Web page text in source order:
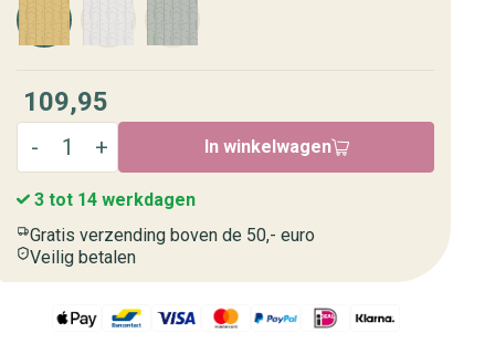
109,95
In winkelwagen
3 tot 14 werkdagen
Gratis verzending boven de 50,- euro
Veilig betalen